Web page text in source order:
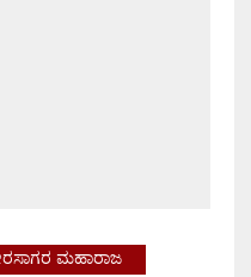
ಮಹಾರಾಜ